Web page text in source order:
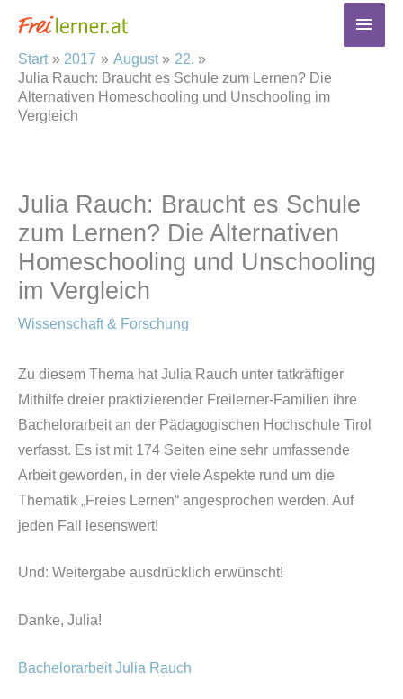
Inhalt
springen
Start 2017 August
22.
Julia Rauch: Braucht es Schule zum Lernen? Die
Alternativen Homeschooling und Unschooling im
Vergleich
Julia Rauch: Braucht es Schule
zum Lernen? Die Alternativen
Homeschooling und Unschooling
im Vergleich
Wissenschaft & Forschung
Zu diesem Thema hat Julia Rauch unter tatkräftiger
Mithilfe dreier praktizierender Freilerner-Familien ihre
Bachelorarbeit an der Pädagogischen Hochschule Tirol
verfasst. Es ist mit 174 Seiten eine sehr umfassende
Arbeit geworden, in der viele Aspekte rund um die
Thematik „Freies Lernen“ angesprochen werden. Auf
jeden Fall lesenswert!
Und: Weitergabe ausdrücklich erwünscht!
Danke, Julia!
Bachelorarbeit Julia Rauch